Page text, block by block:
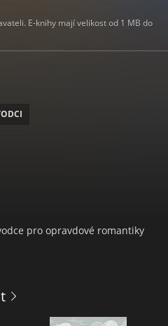
E-knihy mají velikost od 1 MB do
pro opravdové romantiky